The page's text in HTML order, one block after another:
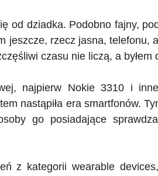
od dziadka. Podobno fajny,
jeszcze, rzecz jasna, telefonu,
czasu nie liczą, a byłem
najpierw Nokie 3310 i
nastąpiła era smartfonów.
go posiadające
z kategorii wearable